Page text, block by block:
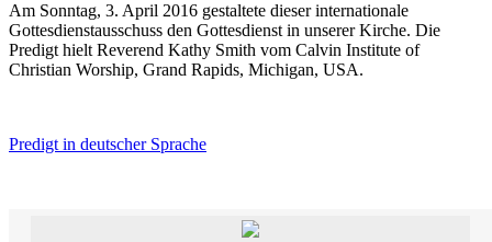
Am Sonntag, 3. April 2016 gestaltete dieser internationale
Gottesdienstausschuss den Gottesdienst in unserer Kirche. Die
Predigt hielt Reverend Kathy Smith vom Calvin Institute of
Christian Worship, Grand Rapids, Michigan, USA.
Predigt in deutscher Sprache